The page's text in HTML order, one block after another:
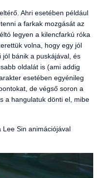
Ahri esetében például
a farkak mozgását az
legyen a kilencfarkú róka
volna, hogy egy jól
bánik a puskájával, és
oldalát is (ami addig
esetében egyénileg
de végső soron a
a hangulatuk dönti el, mibe
Lee Sin animációjával